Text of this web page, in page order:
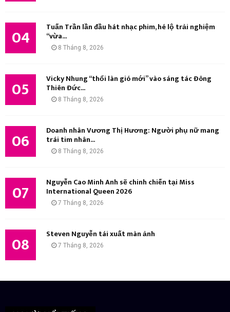
04 Tuấn Trần lần đầu hát nhạc phim, hé lộ trải nghiệm
“vừa...
8 Tháng 8, 2026
05 Vicky Nhung “thổi làn gió mới” vào sáng tác Đông
Thiên Đức...
8 Tháng 8, 2026
06 Doanh nhân Vương Thị Hương: Người phụ nữ mang
trái tim nhân...
8 Tháng 8, 2026
07 Nguyễn Cao Minh Anh sẽ chinh chiến tại Miss
International Queen 2026
7 Tháng 8, 2026
08 Steven Nguyễn tái xuất màn ảnh
7 Tháng 8, 2026